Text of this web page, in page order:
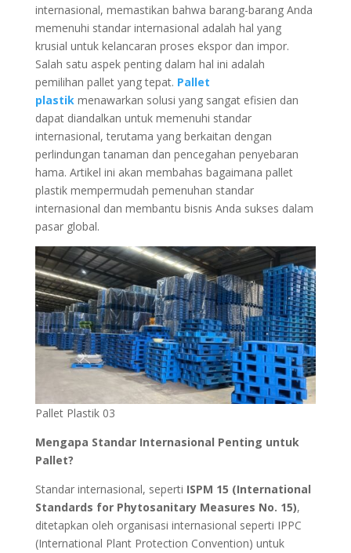
internasional, memastikan bahwa barang-barang Anda
memenuhi standar internasional adalah hal yang
krusial untuk kelancaran proses ekspor dan impor.
Salah satu aspek penting dalam hal ini adalah
pemilihan pallet yang tepat. Pallet
plastikmenawarkan solusi yang sangat efisien dan
dapat diandalkan untuk memenuhi standar
internasional, terutama yang berkaitan dengan
perlindungan tanaman dan pencegahan penyebaran
hama. Artikel ini akan membahas bagaimana pallet
plastik mempermudah pemenuhan standar
internasional dan membantu bisnis Anda sukses dalam
pasar global.
Pallet Plastik 03
Mengapa Standar Internasional Penting untuk
Pallet?
Standar internasional, seperti ISPM 15 (International
Standards for Phytosanitary Measures No. 15),
ditetapkan oleh organisasi internasional seperti IPPC
(International Plant Protection Convention) untuk